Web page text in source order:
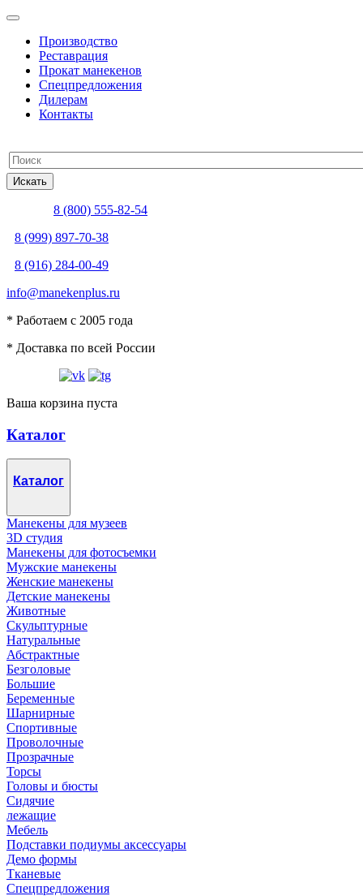
Производство
Реставрация
Прокат манекенов
Спецпредложения
Дилерам
Контакты
8 (800) 555-82-54
8 (999) 897-70-38
8 (916) 284-00-49
info@manekenplus.ru
* Работаем с 2005 года
* Доставка по всей России
Ваша корзина пуста
Каталог
Каталог
Манекены для музеев
3D студия
Манекены для фотосъемки
Мужские манекены
Женские манекены
Детские манекены
Животные
Скульптурные
Натуральные
Абстрактные
Безголовые
Большие
Беременные
Шарнирные
Спортивные
Проволочные
Прозрачные
Торсы
Головы и бюсты
Сидячие
лежащие
Мебель
Подставки подиумы аксессуары
Демо формы
Тканевые
Спецпредложения